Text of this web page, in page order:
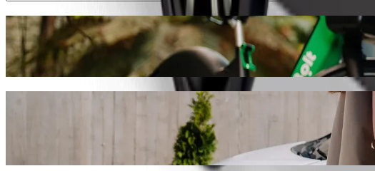
Sparkesykler eller el-sykler
Kom deg rundt i Dublin med sparkesykler eller el-sykler
Last ned Bolt-appen
Reis fra Budget til McKinsey & Company med
Vi anbefaler at du velger Bolt samkjøring hvis du leter etter den beste prisen
skjer finner vi det perfekte kjøretøyet til deg.